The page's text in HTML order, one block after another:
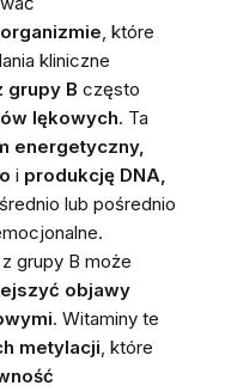
, które
kliniczne
grupy B często
lękowych. Ta
energetyczny,
i produkcję DNA,
lub pośrednio
grupy B może
objawy
. Witaminy te
metylacji, które